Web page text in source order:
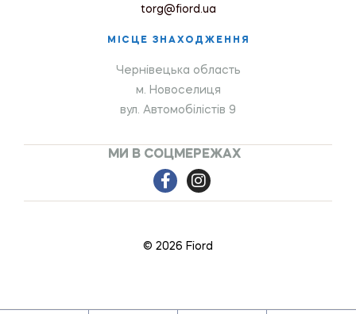
torg@fiord.ua
МІСЦЕ ЗНАХОДЖЕННЯ
Чернівецька область
м. Новоселиця
вул. Автомобілістів 9
МИ В СОЦМЕРЕЖАХ
© 2026 Fiord